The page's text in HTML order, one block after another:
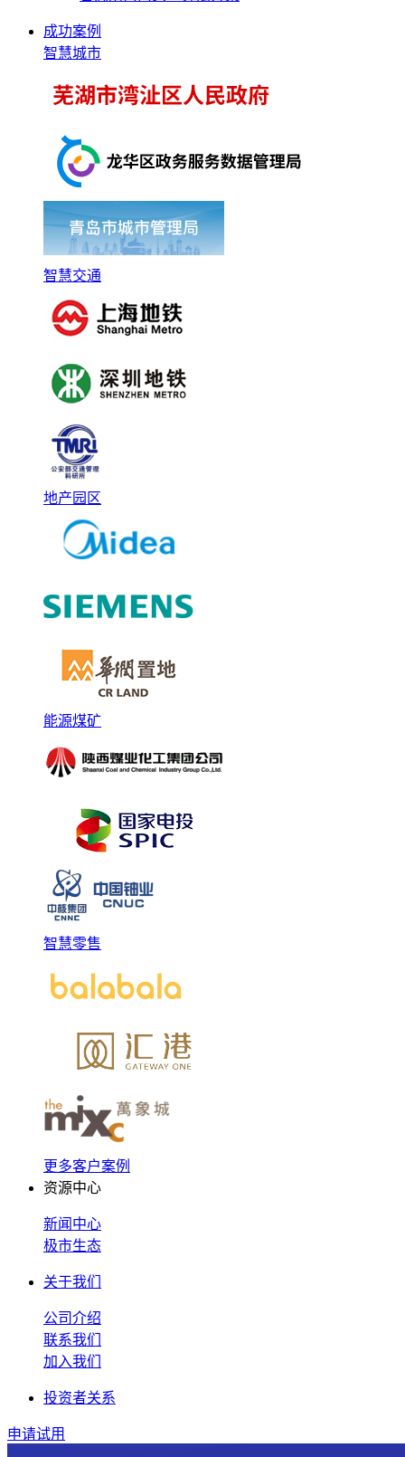
成功案例
智慧城市
智慧交通
地产园区
能源煤矿
智慧零售
更多客户案例
资源中心
新闻中心
极市生态
关于我们
公司介绍
联系我们
加入我们
投资者关系
申请试用